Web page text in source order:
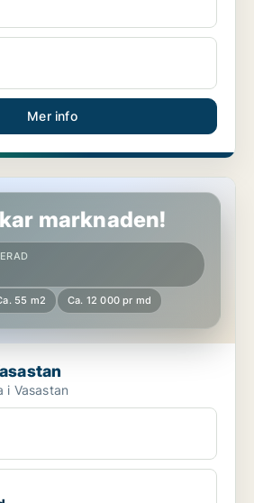
Mer info
marknaden!
55 m2 Ca. 12 000 pr md
i Vasastan